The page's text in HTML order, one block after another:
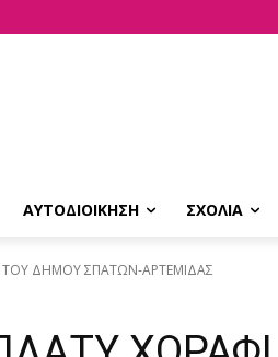
ΑΥΤΟΔΙΟΙΚΗΣΗ ΣΧΟΛΙΑ
ΤΟΥ ΔΗΜΟΥ ΣΠΑΤΩΝ-ΑΡΤΕΜΙΔΑΣ